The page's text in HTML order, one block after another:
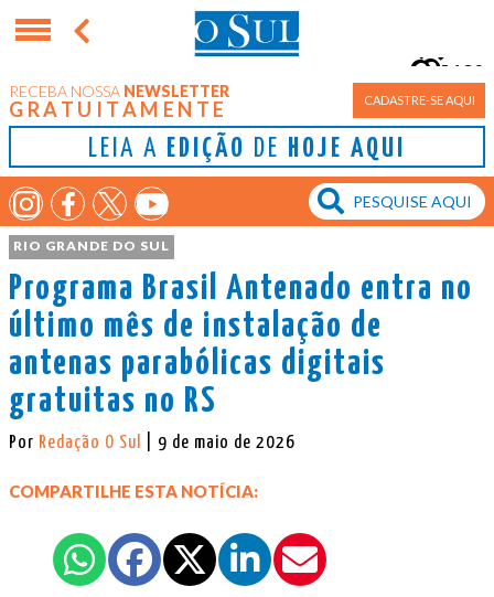
RECEBA NOSSA NEWSLETTER
GRATUITAMENTE CADASTRE-SE AQUI
LEIA A EDIÇÃO DE HOJE AQUI
Porto Alegre
12°
RIO GRANDE DO SUL
Programa Brasil Antenado entra no
último mês de instalação de
antenas parabólicas digitais
gratuitas no RS
Por Redação O Sul | 9 de maio de 2026
COMPARTILHE ESTA NOTÍCIA: